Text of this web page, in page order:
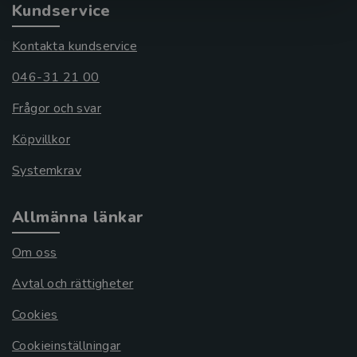
Kundservice
Kontakta kundservice
046-31 21 00
Frågor och svar
Köpvillkor
Systemkrav
Allmänna länkar
Om oss
Avtal och rättigheter
Cookies
Cookieinställningar